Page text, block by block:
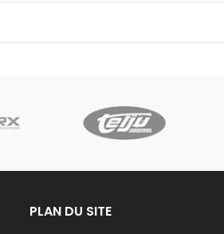
PLAN DU SITE